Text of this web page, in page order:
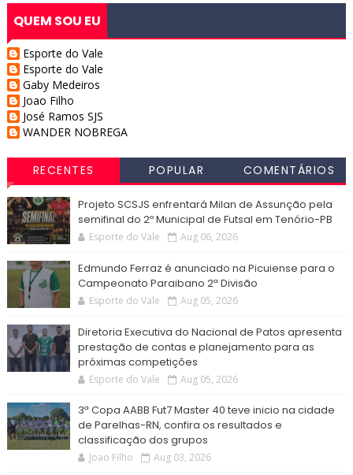
QUEM SOU EU
Esporte do Vale
Esporte do Vale
Gaby Medeiros
Joao Filho
José Ramos SJS
WANDER NOBREGA
RECENTES POPULAR COMENTÁRIOS
Projeto SCSJS enfrentará Milan de Assunção pela
semifinal do 2º Municipal de Futsal em Tenório-PB
Esporte do Vale Aug 06, 2026
Edmundo Ferraz é anunciado na Picuiense para o
Campeonato Paraibano 2ª Divisão
Esporte do Vale Aug 05, 2026
Diretoria Executiva do Nacional de Patos apresenta
prestação de contas e planejamento para as
próximas competições
Esporte do Vale Aug 05, 2026
3ª Copa AABB Fut7 Master 40 teve inicio na cidade
de Parelhas-RN, confira os resultados e
classificação dos grupos
Joao Filho Aug 03, 2026